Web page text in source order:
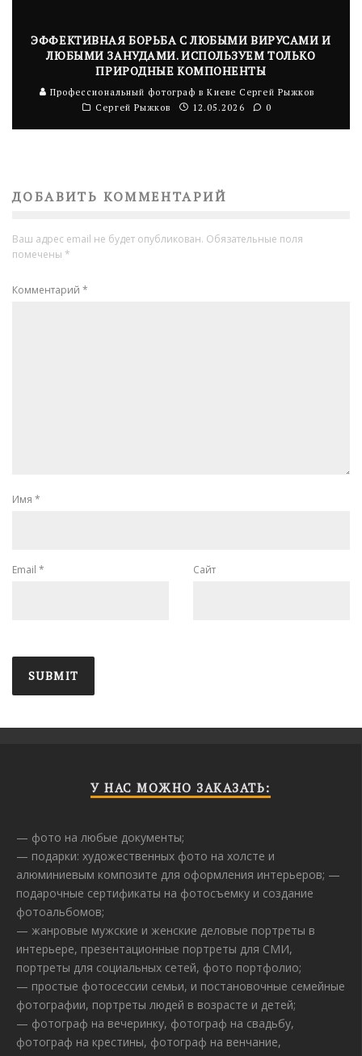
ЭФФЕКТИВНАЯ БОРЬБА С ЛЮБЫМИ ВИРУСАМИ И
ЛЮБЫМИ ЗАНУДАМИ. ИСПОЛЬЗУЕМ ТОЛЬКО
ПРИРОДНЫЕ КОМПОНЕНТЫ
Профессиональный фотограф в Киеве Сергей Рыжков
Сергей Рыжков
12.05.2026 0
ДОБАВИТЬ КОММЕНТАРИЙ
Ваш адрес email не будет опубликован. Обязательные поля
помечены *
Комментарий *
Имя *
Email * Сайт
У НАС МОЖНО ЗАКАЗАТЬ:
— фото на любые документы;
— подарки: художественных фото на холсте и
алюминиевым композите для оформления интерьеров; —
подарочные сертификаты на фотосъемку и создание
фотоальбомов;
— жанровые мужские и женские деловые портреты в
интерьере, презентационные портреты для СМИ,
портреты для социальных сетей, фото портфолио;
— простые фотосессии семьи, и постановочные семейные
фотографии, портреты людей в возрасте и детей;
— фотограф на вечеринку, фотограф на свадьбу,
фотограф на крестины, фотограф на венчание,